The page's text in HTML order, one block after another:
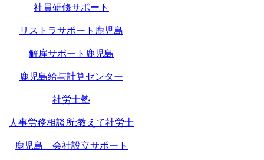
社員研修サポート
リストラサポート鹿児島
解雇サポート鹿児島
鹿児島給与計算センター
社労士塾
人事労務相談所:教えて社労士
鹿児島 会社設立サポート